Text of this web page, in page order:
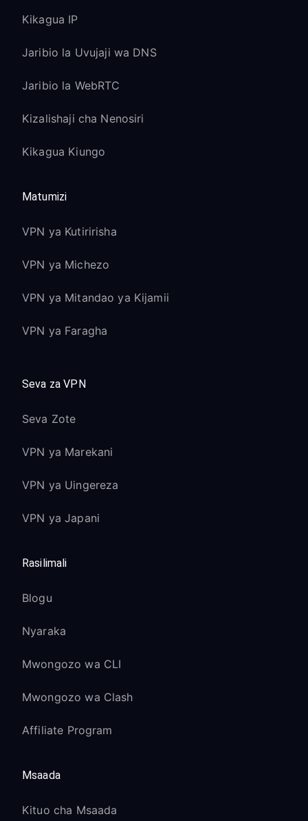
Kikagua IP
Jaribio la Uvujaji wa DNS
Jaribio la WebRTC
Kizalishaji cha Nenosiri
Kikagua Kiungo
Matumizi
VPN ya Kutiririsha
VPN ya Michezo
VPN ya Mitandao ya Kijamii
VPN ya Faragha
Seva za VPN
Seva Zote
VPN ya Marekani
VPN ya Uingereza
VPN ya Japani
Rasilimali
Blogu
Nyaraka
Mwongozo wa CLI
Mwongozo wa Clash
Affiliate Program
Msaada
Kituo cha Msaada